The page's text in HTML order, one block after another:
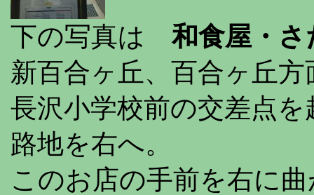
下の写真は和食屋・
新百合ヶ丘、百合ヶ丘
長沢小学校前の交差点
路地を右へ。
このお店の手前を右に